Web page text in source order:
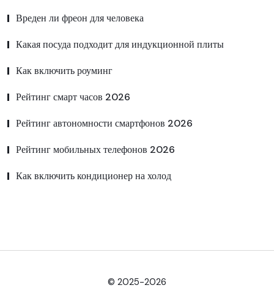
Вреден ли фреон для человека
Какая посуда подходит для индукционной плиты
Как включить роуминг
Рейтинг смарт часов 2026
Рейтинг автономности смартфонов 2026
Рейтинг мобильных телефонов 2026
Как включить кондиционер на холод
© 2025-2026